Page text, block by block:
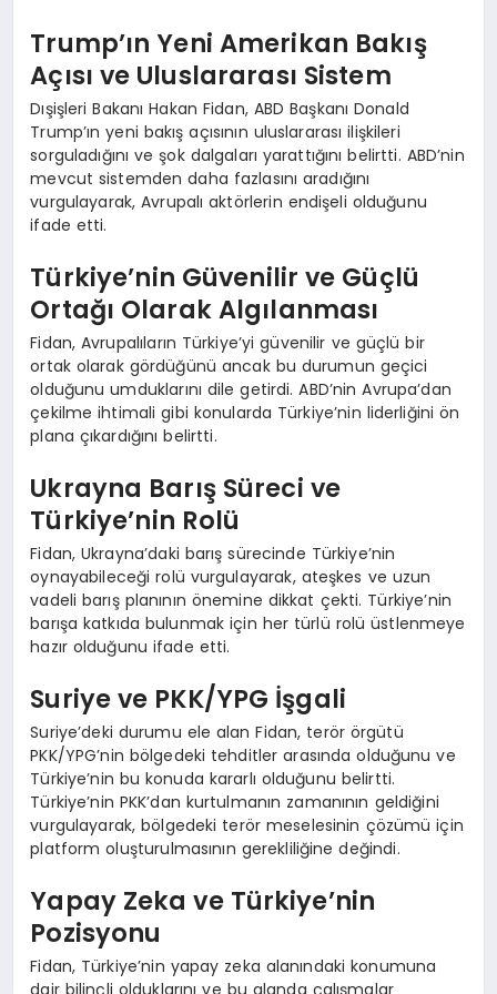
Trump’ın Yeni Amerikan Bakış
Açısı ve Uluslararası Sistem
Dışişleri Bakanı Hakan Fidan, ABD Başkanı Donald
Trump’ın yeni bakış açısının uluslararası ilişkileri
sorguladığını ve şok dalgaları yarattığını belirtti. ABD’nin
mevcut sistemden daha fazlasını aradığını
vurgulayarak, Avrupalı aktörlerin endişeli olduğunu
ifade etti.
Türkiye’nin Güvenilir ve Güçlü
Ortağı Olarak Algılanması
Fidan, Avrupalıların Türkiye’yi güvenilir ve güçlü bir
ortak olarak gördüğünü ancak bu durumun geçici
olduğunu umduklarını dile getirdi. ABD’nin Avrupa’dan
çekilme ihtimali gibi konularda Türkiye’nin liderliğini ön
plana çıkardığını belirtti.
Ukrayna Barış Süreci ve
Türkiye’nin Rolü
Fidan, Ukrayna’daki barış sürecinde Türkiye’nin
oynayabileceği rolü vurgulayarak, ateşkes ve uzun
vadeli barış planının önemine dikkat çekti. Türkiye’nin
barışa katkıda bulunmak için her türlü rolü üstlenmeye
hazır olduğunu ifade etti.
Suriye ve PKK/YPG İşgali
Suriye’deki durumu ele alan Fidan, terör örgütü
PKK/YPG’nin bölgedeki tehditler arasında olduğunu ve
Türkiye’nin bu konuda kararlı olduğunu belirtti.
Türkiye’nin PKK’dan kurtulmanın zamanının geldiğini
vurgulayarak, bölgedeki terör meselesinin çözümü için
platform oluşturulmasının gerekliliğine değindi.
Yapay Zeka ve Türkiye’nin
Pozisyonu
Fidan, Türkiye’nin yapay zeka alanındaki konumuna
dair bilinçli olduklarını ve bu alanda çalışmalar